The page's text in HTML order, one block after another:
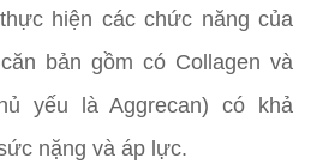
thực hiện các chức năng của
bản gồm có Collagen và
yếu là Aggrecan) có khả
nặng và áp lực.